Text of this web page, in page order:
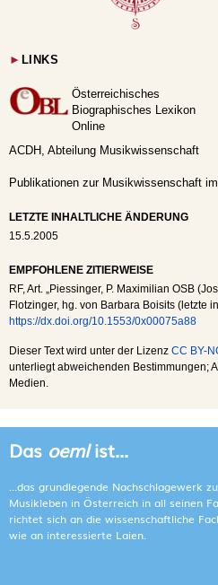
► LINKS
Österreichisches
Biographisches Lexikon
Online
ACDH, Abteilung Musikwissenschaft
Publikationen zur Musikwissenschaft
LETZTE INHALTLICHE ÄNDERUNG
15.5.2005
EMPFOHLENE ZITIERWEISE
RF, Art. „Piessinger, P. Maximilian OSB
Flotzinger, hg. von Barbara Boisits (letzte
https://dx.doi.org/10.1553/0x00075a88
Dieser Text wird unter der Lizenz CC BY-
unterliegt abweichenden Bestimmungen;
Medien.
Das oemlist...
...das grundlegende Nachschlagewerk
Musikleben in Österreich in all seinen
richtet sich an die wissenschaftliche
wie an interessierte Laien.